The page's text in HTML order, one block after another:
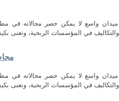
واسع لا يمكن حصر مجالاته في
واسع لا يمكن حصر مجالاته في